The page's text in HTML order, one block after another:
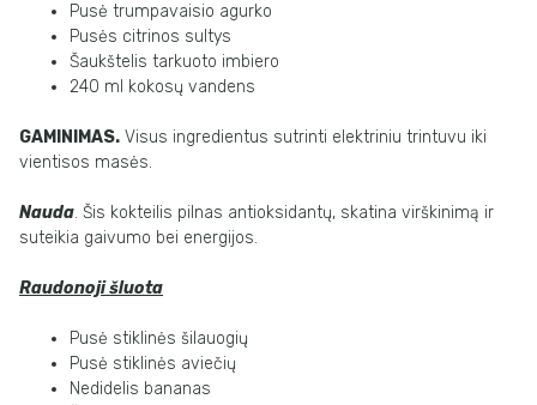
Pusė trumpavaisio agurko
Pusės citrinos sultys
Šaukštelis tarkuoto imbiero
240 ml kokosų vandens
GAMINIMAS. Visus ingredientus sutrinti elektriniu trintuvu iki
vientisos masės.
Nauda. Šis kokteilis pilnas antioksidantų, skatina virškinimą ir
suteikia gaivumo bei energijos.
Raudonoji šluota
Pusė stiklinės šilauogių
Pusė stiklinės aviečių
Nedidelis bananas